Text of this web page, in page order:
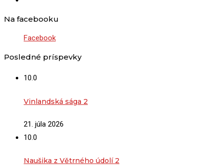
Na facebooku
Facebook
Posledné príspevky
10.0
Vinlandská sága 2
21. júla 2026
10.0
Naušika z Větrného údolí 2